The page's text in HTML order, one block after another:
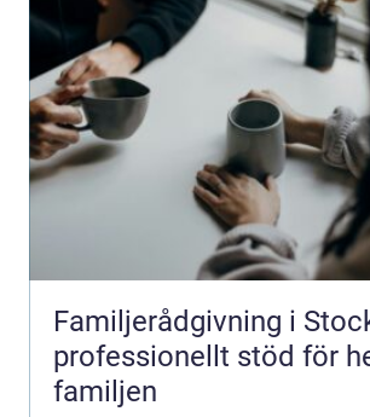
Familjerådgivning i
professionellt stöd för
familjen